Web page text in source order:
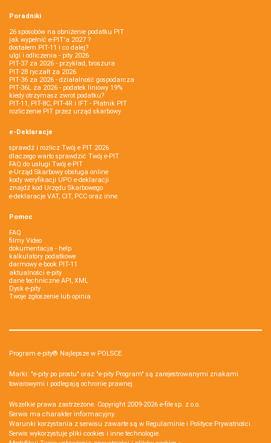
Poradniki
26 sposobów na obniżenie podatku PIT
jak wypełnić e-PIT'a 2027 ?
dostałem PIT-11 i co dalej?
ulgi i odliczenia - pity 2026
PIT-37 za 2026 - przykład, broszura
PIT-28 ryczałt za 2026
PIT-36 za 2026 - działalność gospodarcza
PIT-36L za 2026 - podatek liniowy 19%
kiedy otrzymasz zwrot podatku?
PIT-11, PIT-8C, PIT-4R i IFT - Płatnik PIT
rozliczenie PIT przez urząd skarbowy
e-Deklaracje
sprawdź i rozlicz Twój e PIT 2026
dlaczego warto sprawdzić Twój e-PIT
FAQ do usługi Twój e-PIT
e-Urząd Skarbowy obsługa online
kody weryfikacji UPO e-deklaracji
znajdź kod Urzędu Skarbowego
e-deklaracje VAT, CIT, PCC oraz inne
Pomoc
FAQ
filmy Video
dokumentacja - help
kalkulatory podatkowe
darmowy e-book PIT-11
aktualności e-pity
dane techniczne API, XML
Dysk e-pity
Twoje zgłoszenie lub opinia
Program e-pity® Najlepsze w POLSCE.
Marki: "e-pity po prostu" oraz "e-pity Program" są zarejestrowanymi znakami
towarowymi i podlegają ochronie prawnej.
Wszelkie prawa zastrzeżone. Copyright 2009-2026 e-file sp. z o.o.
Serwis ma charakter informacyjny.
Warunki korzystania z serwisu zawarte są w Regulaminie i Polityce Prywatności.
Serwis wykorzystuje pliki cookies i inne technologie.